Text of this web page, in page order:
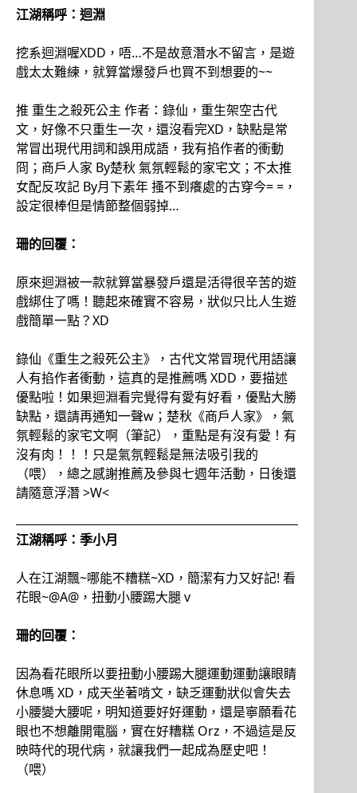
江湖稱呼：迴淵
挖系迴淵喔XDD，唔…不是故意潛水不留言，是遊
戲太太難練，就算當爆發戶也買不到想要的~~
推 重生之殺死公主 作者：錄仙，重生架空古代
文，好像不只重生一次，還沒看完XD，缺點是常
常冒出現代用詞和誤用成語，我有掐作者的衝動
冏；商戶人家 By楚秋 氣氛輕鬆的家宅文；不太推
女配反攻記 By月下素年 搔不到癢處的古穿今= =，
設定很棒但是情節整個弱掉…
珊的回覆：
原來迴淵被一款就算當暴發戶還是活得很辛苦的遊
戲綁住了嗎！聽起來確實不容易，狀似只比人生遊
戲簡單一點？XD
錄仙《重生之殺死公主》，古代文常冒現代用語讓
人有掐作者衝動，這真的是推薦嗎 XDD，要描述
優點啦！如果迴淵看完覺得有愛有好看，優點大勝
缺點，還請再通知一聲w；楚秋《商戶人家》，氣
氛輕鬆的家宅文啊（筆記），重點是有沒有愛！有
沒有肉！！！只是氣氛輕鬆是無法吸引我的
（喂），總之感謝推薦及參與七週年活動，日後還
請隨意浮潛 >W<
江湖稱呼：季小月
人在江湖飄~哪能不糟糕~XD，簡潔有力又好記! 看
花眼~@A@，扭動小腰踢大腿 v
珊的回覆：
因為看花眼所以要扭動小腰踢大腿運動運動讓眼睛
休息嗎 XD，成天坐著啃文，缺乏運動狀似會失去
小腰變大腰呢，明知道要好好運動，還是寧願看花
眼也不想離開電腦，實在好糟糕 Orz，不過這是反
映時代的現代病，就讓我們一起成為歷史吧！
（喂）